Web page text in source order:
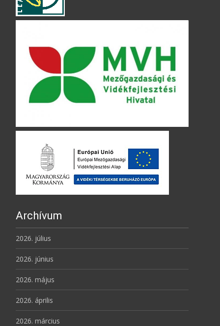
Archívum
2026. július
2026. június
2026. május
2026. április
2026. március